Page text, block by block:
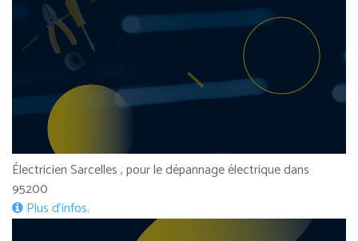
Électricien Sarcelles , pour le dépannage électrique dans
95200
Plus d’infos.